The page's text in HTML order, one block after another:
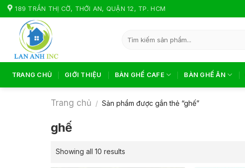
Skip
to
content
189 TRẦN THỊ CỜ, THỚI AN, QUẬN 12, TP. HCM
kiếm:
TRANG CHỦ GIỚI THIỆU BÀN GHẾ CAFE BÀN GHẾ ĂN
Trang chủ / Sản phẩm được gắn thẻ “ghế”
ghế
Showing all 10 results